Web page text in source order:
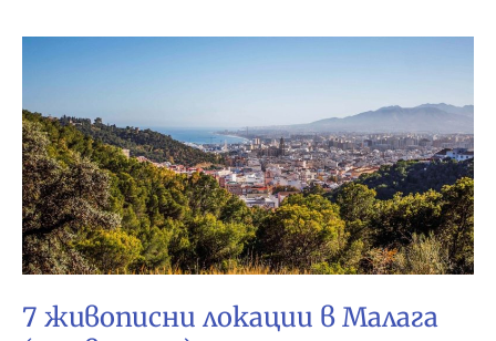
7 живописни локации в Малага